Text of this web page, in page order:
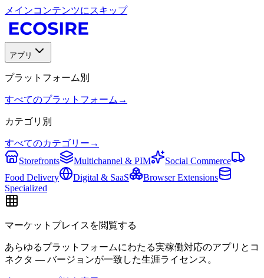
メインコンテンツにスキップ
アプリ
プラットフォーム別
すべてのプラットフォーム →
カテゴリ別
すべてのカテゴリー →
Storefronts
Multichannel & PIM
Social Commerce
Food Delivery
Digital & SaaS
Browser Extensions
Specialized
マーケットプレイスを閲覧する
あらゆるプラットフォームにわたる実稼働対応のアプリとコ
ネクタ — バージョンが一致した生涯ライセンス。